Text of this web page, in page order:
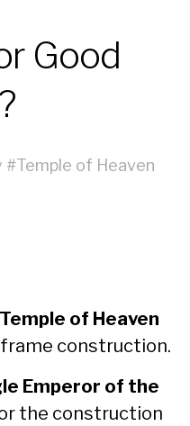
Good
#Temple of Heaven
of Heav­en
con­struc­tion.
Emper­or of the
the con­struc­tion